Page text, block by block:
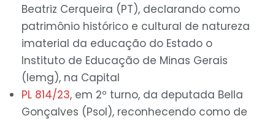
Beatriz Cerqueira (PT), declarando como
patrimônio histórico e cultural de natureza
imaterial da educação do Estado o
Instituto de Educação de Minas Gerais
(Iemg), na Capital
PL 814/23, em 2º turno, da deputada Bella
Gonçalves (Psol), reconhecendo como de